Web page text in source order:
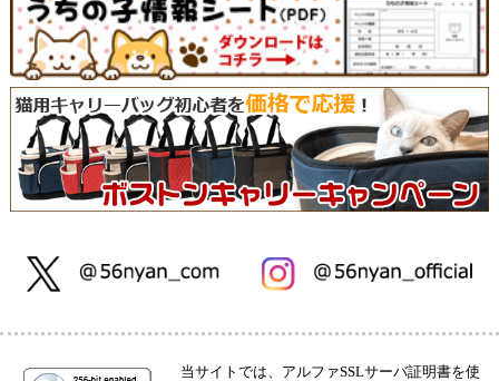
当サイトでは、アルファSSLサーバ証明書を使